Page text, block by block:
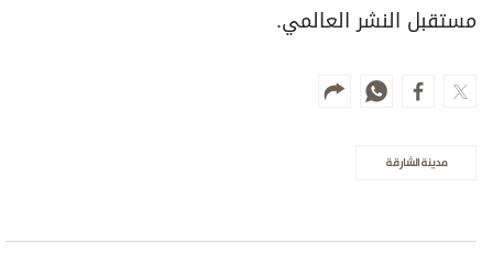
مستقبل النشر العالمي.
مدينة الشارقة